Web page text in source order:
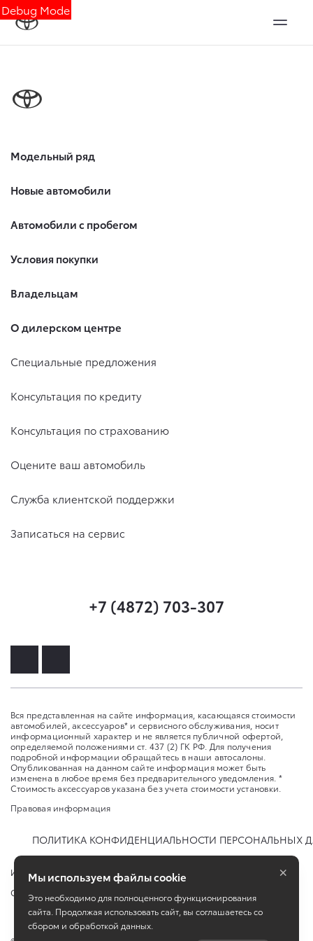
Debug Mode
Модельный ряд
Новые автомобили
Автомобили с пробегом
Условия покупки
Владельцам
О дилерском центре
Специальные предложения
Консультация по кредиту
Консультация по страхованию
Оцените ваш автомобиль
Служба клиентской поддержки
Записаться на сервис
+7 (4872) 703-307
Вся представленная на сайте информация, касающаяся стоимости
автомобилей, аксессуаров* и сервисного обслуживания, носит
информационный характер и не является публичной офертой,
определяемой положениями ст. 437 (2) ГК РФ. Для получения
подробной информации обращайтесь в наши автосалоны.
Опубликованная на данном сайте информация может быть
изменена в любое время без предварительного уведомления. *
Стоимость аксессуаров указана без учета стоимости установки.
Правовая информация
ПОЛИТИКА КОНФИДЕНЦИАЛЬНОСТИ ПЕРСОНАЛЬНЫХ
Изменить настройку cookies
Сбросить cookie
Мы используем файлы cookie
Это необходимо для полноценного функционирования
сайта. Продолжая использовать сайт, вы соглашаетесь со
сбором и обработкой данных.
×